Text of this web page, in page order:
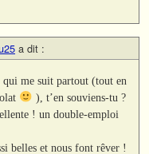
a dit :
me suit partout (tout en
), t’en souviens-tu ?
! un double-emploi
belles et nous font rêver !